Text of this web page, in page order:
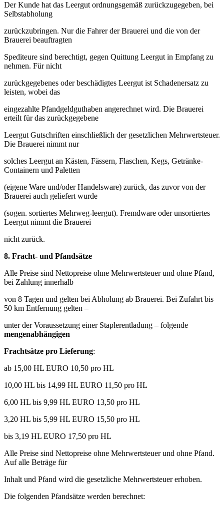
Der Kunde hat das Leergut ordnungsgemäß zurückzugegeben, bei
Selbstabholung
zurückzubringen. Nur die Fahrer der Brauerei und die von der
Brauerei beauftragten
Spediteure sind berechtigt, gegen Quittung Leergut in Empfang zu
nehmen. Für nicht
zurückgegebenes oder beschädigtes Leergut ist Schadenersatz zu
leisten, wobei das
eingezahlte Pfandgeldguthaben angerechnet wird. Die Brauerei
erteilt für das zurückgegebene
Leergut Gutschriften einschließlich der gesetzlichen Mehrwertsteuer.
Die Brauerei nimmt nur
solches Leergut an Kästen, Fässern, Flaschen, Kegs, Getränke-
Containern und Paletten
(eigene Ware und/oder Handelsware) zurück, das zuvor von der
Brauerei auch geliefert wurde
(sogen. sortiertes Mehrweg-leergut). Fremdware oder unsortiertes
Leergut nimmt die Brauerei
nicht zurück.
8. Fracht- und Pfandsätze
Alle Preise sind Nettopreise ohne Mehrwertsteuer und ohne Pfand,
bei Zahlung innerhalb
von 8 Tagen und gelten bei Abholung ab Brauerei. Bei Zufahrt bis
50 km Entfernung gelten –
unter der Voraussetzung einer Staplerentladung – folgende
mengenabhängigen
Frachtsätze pro Lieferung:
ab 15,00 HL EURO 10,50 pro HL
10,00 HL bis 14,99 HL EURO 11,50 pro HL
6,00 HL bis 9,99 HL EURO 13,50 pro HL
3,20 HL bis 5,99 HL EURO 15,50 pro HL
bis 3,19 HL EURO 17,50 pro HL
Alle Preise sind Nettopreise ohne Mehrwertsteuer und ohne Pfand.
Auf alle Beträge für
Inhalt und Pfand wird die gesetzliche Mehrwertsteuer erhoben.
Die folgenden Pfandsätze werden berechnet: